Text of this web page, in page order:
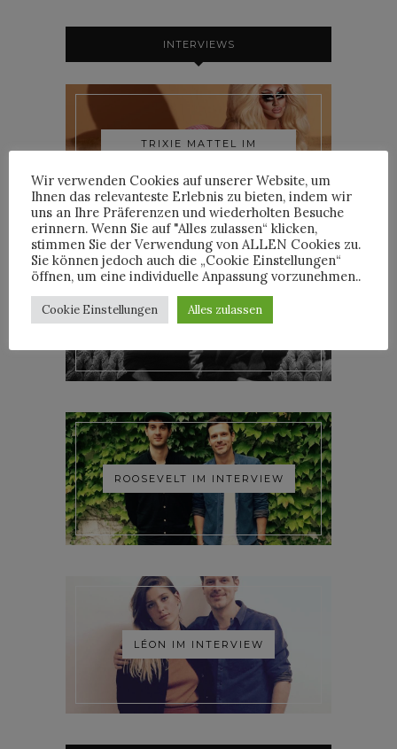
INTERVIEWS
TRIXIE MATTEL IM
YOANN LEMOINE AKA
WOODKID IM INTERVIEW
ROOSEVELT IM INTERVIEW
LÉON IM INTERVIEW
Wir verwenden Cookies auf unserer Website, um
Ihnen das relevanteste Erlebnis zu bieten, indem wir
uns an Ihre Präferenzen und wiederholten Besuche
erinnern. Wenn Sie auf "Alles zulassen“ klicken,
stimmen Sie der Verwendung von ALLEN Cookies zu.
Sie können jedoch auch die „Cookie Einstellungen“
öffnen, um eine individuelle Anpassung vorzunehmen..
Cookie Einstellungen Alles zulassen